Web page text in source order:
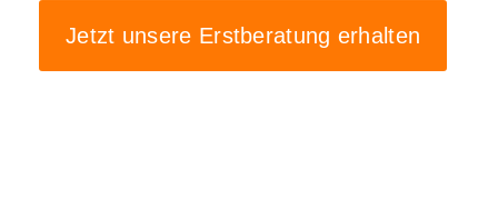
Jetzt unsere Erstberatung erhalten